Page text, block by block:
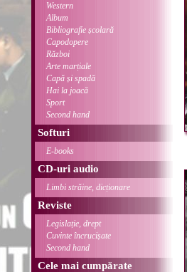
Western
Album
Bibliografie școlară
Capodopere
Război
Arte marțiale
Capă și spadă
Hai la joacă
Sport
Second hand
Softuri
E-books
CD-uri audio
Limbi străine, dicționare
Reviste
Legislație, drept
Cuvinte încrucișate
Second hand
Cele mai cumpărate